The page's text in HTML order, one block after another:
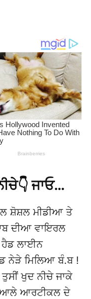
ਜਾਓ…
ਸ਼ੋਸ਼ਲ ਮੀਡੀਆ ਤੇ
ਦੀਆ ਵਾਇਰਲ
ਲਾਈਨ
ਨੇੜੇ ਮਿਲਿਆ ਬੰ.ਬ !
ਖੁਦ ਨੀਚੇ ਜਾਕੇ
ਆਲੇ ਆਰਟੀਕਲ ਦੇ